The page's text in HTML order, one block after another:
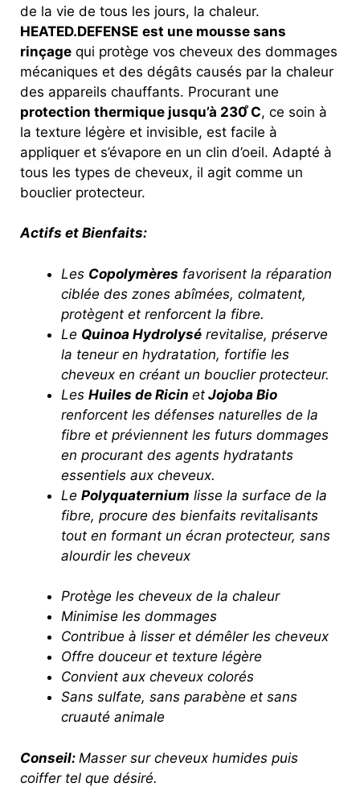
de la vie de tous les jours, la chaleur.
HEATED.DEFENSE est une mousse sans
rinçage qui protège vos cheveux des dommages
mécaniques et des dégâts causés par la chaleur
des appareils chauffants. Procurant une
protection thermique jusqu’à 230 ̊C, ce soin à
la texture légère et invisible, est facile à
appliquer et s’évapore en un clin d’oeil. Adapté à
tous les types de cheveux, il agit comme un
bouclier protecteur.
Actifs et Bienfaits:
Les Copolymères favorisent la réparation
ciblée des zones abîmées, colmatent,
protègent et renforcent la fibre.
Le Quinoa Hydrolysé revitalise, préserve
la teneur en hydratation, fortifie les
cheveux en créant un bouclier protecteur.
Les Huiles de Ricin et Jojoba Bio
renforcent les défenses naturelles de la
fibre et préviennent les futurs dommages
en procurant des agents hydratants
essentiels aux cheveux.
Le Polyquaternium lisse la surface de la
fibre, procure des bienfaits revitalisants
tout en formant un écran protecteur, sans
alourdir les cheveux
Protège les cheveux de la chaleur
Minimise les dommages
Contribue à lisser et démêler les cheveux
Offre douceur et texture légère
Convient aux cheveux colorés
Sans sulfate, sans parabène et sans
cruauté animale
Conseil: Masser sur cheveux humides puis
coiffer tel que désiré.